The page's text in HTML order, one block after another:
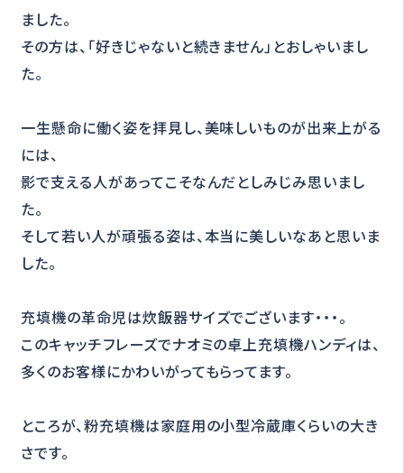
ました。
その方は、「好きじゃないと続きません」とおしゃいまし
た。
一生懸命に働く姿を拝見し、美味しいものが出来上がる
には、
影で支える人があってこそなんだとしみじみ思いまし
た。
そして若い人が頑張る姿は、本当に美しいなあと思いま
した。
充填機の革命児は炊飯器サイズでございます・・・。
このキャッチフレーズでナオミの卓上充填機ハンディは、
多くのお客様にかわいがってもらってます。
ところが、粉充填機は家庭用の小型冷蔵庫くらいの大き
さです。